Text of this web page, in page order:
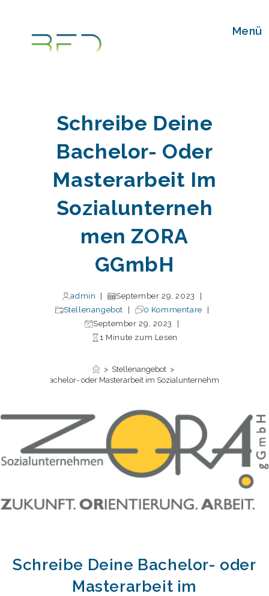
Menü
Schreibe Deine
Bachelor- Oder
Masterarbeit Im
Sozialunterneh
Men ZORA
GGmbH
admin
September 29, 2023
Stellenangebot
0 Kommentare
September 29, 2023
1 Minute zum Lesen
> Stellenangebot >
Deine Bachelor- oder Masterarbeit im Sozialunternehmen ZORA
Schreibe Deine Bachelor- oder
Masterarbeit im